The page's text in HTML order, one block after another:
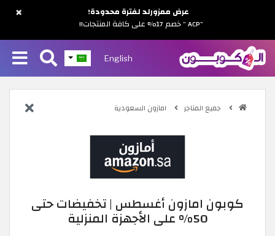
English
جميع المتاجر امازون السعودية
كوبون امازون أغسطس | تخفيضات حتى
50% على الأجهزة المنزلية
×
عرض ممزورلد لفترة محدودة!
"ACP " خصم 17% على كافة المنتجات!!